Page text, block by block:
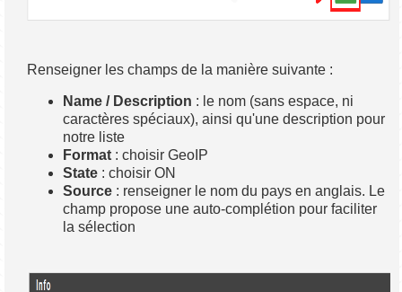
Renseigner les champs de la manière suivante :
Name / Description : le nom (sans espace, ni
caractères spéciaux), ainsi qu'une description pour
notre liste
Format : choisir GeoIP
State : choisir ON
Source : renseigner le nom du pays en anglais. Le
champ propose une auto-complétion pour faciliter
la sélection